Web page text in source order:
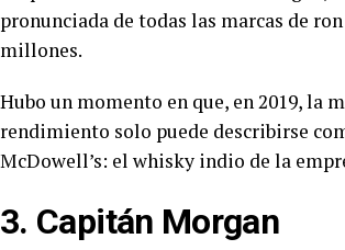
pronunciada de todas las marcas de
millones.
Hubo un momento en que, en 2019, la
rendimiento solo puede describirse
McDowell’s: el whisky indio de la
3. Capitán Morgan